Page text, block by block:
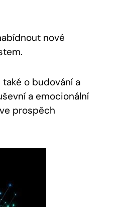
nové
o budování a
a emocionální
prospěch